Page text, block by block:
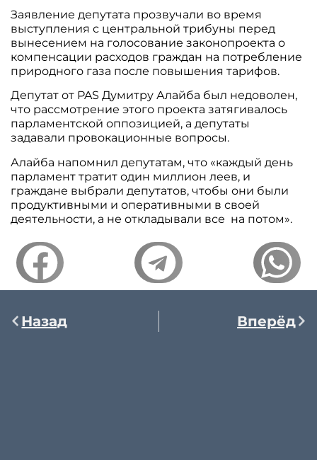
Заявление депутата прозвучали во время
выступления с центральной трибуны перед
вынесением на голосование законопроекта о
компенсации расходов граждан на потребление
природного газа после повышения тарифов.
Депутат от PAS Думитру Алайба был недоволен,
что рассмотрение этого проекта затягивалось
парламентской оппозицией, а депутаты
задавали провокационные вопросы.
Алайба напомнил депутатам, что «каждый день
парламент тратит один миллион леев, и
граждане выбрали депутатов, чтобы они были
продуктивными и оперативными в своей
деятельности, а не откладывали все на потом».
Назад Вперёд